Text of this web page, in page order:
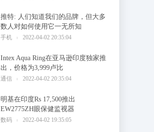
推特: 人们知道我们的品牌，但大多
数人对如何使用它一无所知
手机 2022-04-02 20:35:04
Intex Aqua Ring在亚马逊印度独家推
出，价格为3,999卢比
通信 2022-04-02 20:35:04
明基在印度Rs 17,500推出
EW2775ZH眼保健监视器
数码 2022-04-02 19:35:05